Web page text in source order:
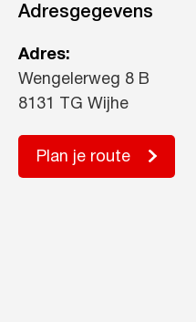
Adresgegevens
Adres:
Wengelerweg 8 B
8131 TG Wijhe
Plan je route